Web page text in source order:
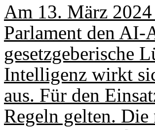
Am 13. März 2024
Parlament den
gesetzgeberische
Intelligenz wirkt
aus. Für den
Regeln gelten.